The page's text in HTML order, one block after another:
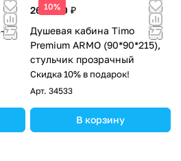
12
10%
263 500 ₽
Душевая кабина Timo
Premium ARMO (90*90*215),
стульчик прозрачный
Скидка 10% в подарок!
Арт. 34533
В корзину